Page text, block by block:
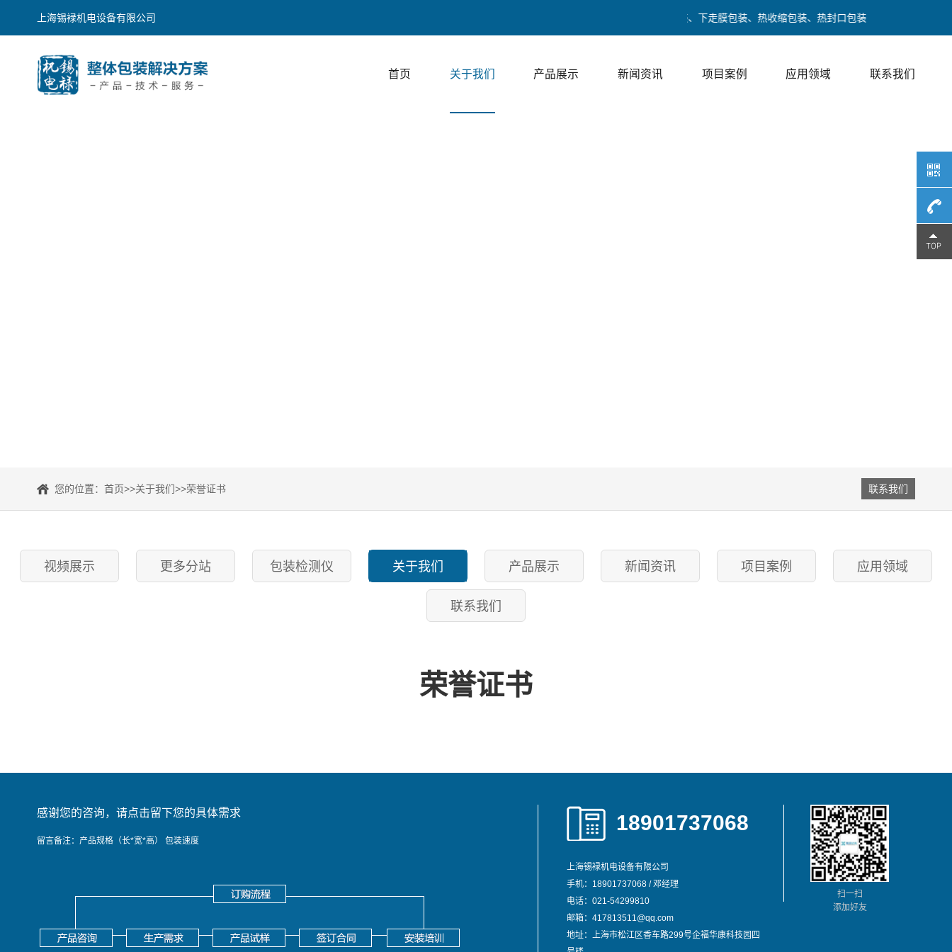
上海锡䘵机电设备有限公司 上走膜包装、下走膜包装、热收缩包装、热封口包装
首页 关于我们 产品展示 新闻资讯 项目案例 应用领域 联系我们
联系我们
您的位置： 首页>>关于我们>>荣誉证书
视频展示 更多分站 包装检测仪 关于我们 产品展示 新闻资讯 项目案例 应用领域
联系我们
荣誉证书
感谢您的咨询，请点击留下您的具体需求
留言备注：产品规格（长*宽*高） 包装速度
扫一扫
添加好友
18901737068
上海锡䘵机电设备有限公司
手机：18901737068 / 邓经理
电话：021-54299810
邮箱：417813511@qq.com
地址：上海市松江区香车路299号企福华康科技园四